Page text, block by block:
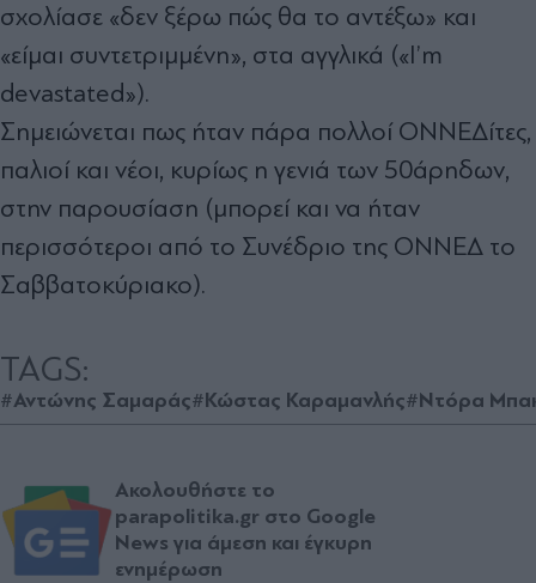
σχολίασε «δεν ξέρω πώς θα το αντέξω» και
«είμαι συντετριμμένη», στα αγγλικά («I’m
devastated»).
Σημειώνεται πως ήταν πάρα πολλοί ΟΝΝΕΔίτες,
παλιοί και νέοι, κυρίως η γενιά των 50άρηδων,
στην παρουσίαση (μπορεί και να ήταν
περισσότεροι από το Συνέδριο της ΟΝΝΕΔ το
Σαββατοκύριακο).
TAGS:
#Αντώνης Σαμαράς#Κώστας Καραμανλής#Ντόρα
Ακολουθήστε το
parapolitika.gr στο Google
News για άμεση και έγκυρη
ενημέρωση